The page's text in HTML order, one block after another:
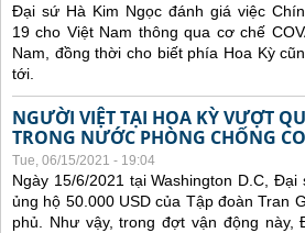
Đại sứ Hà Kim Ngọc đánh giá việc
19 cho Việt Nam thông qua cơ chế
Nam, đồng thời cho biết phía Hoa Kỳ
tới.
NGƯỜI VIỆT TẠI HOA KỲ VƯỢT
TRONG NƯỚC PHÒNG CHỐNG
Tue, 06/15/2021 - 19:04
Ngày 15/6/2021 tại Washington D.C,
ủng hộ 50.000 USD của Tập đoàn Tran
phủ. Như vậy, trong đợt vận động